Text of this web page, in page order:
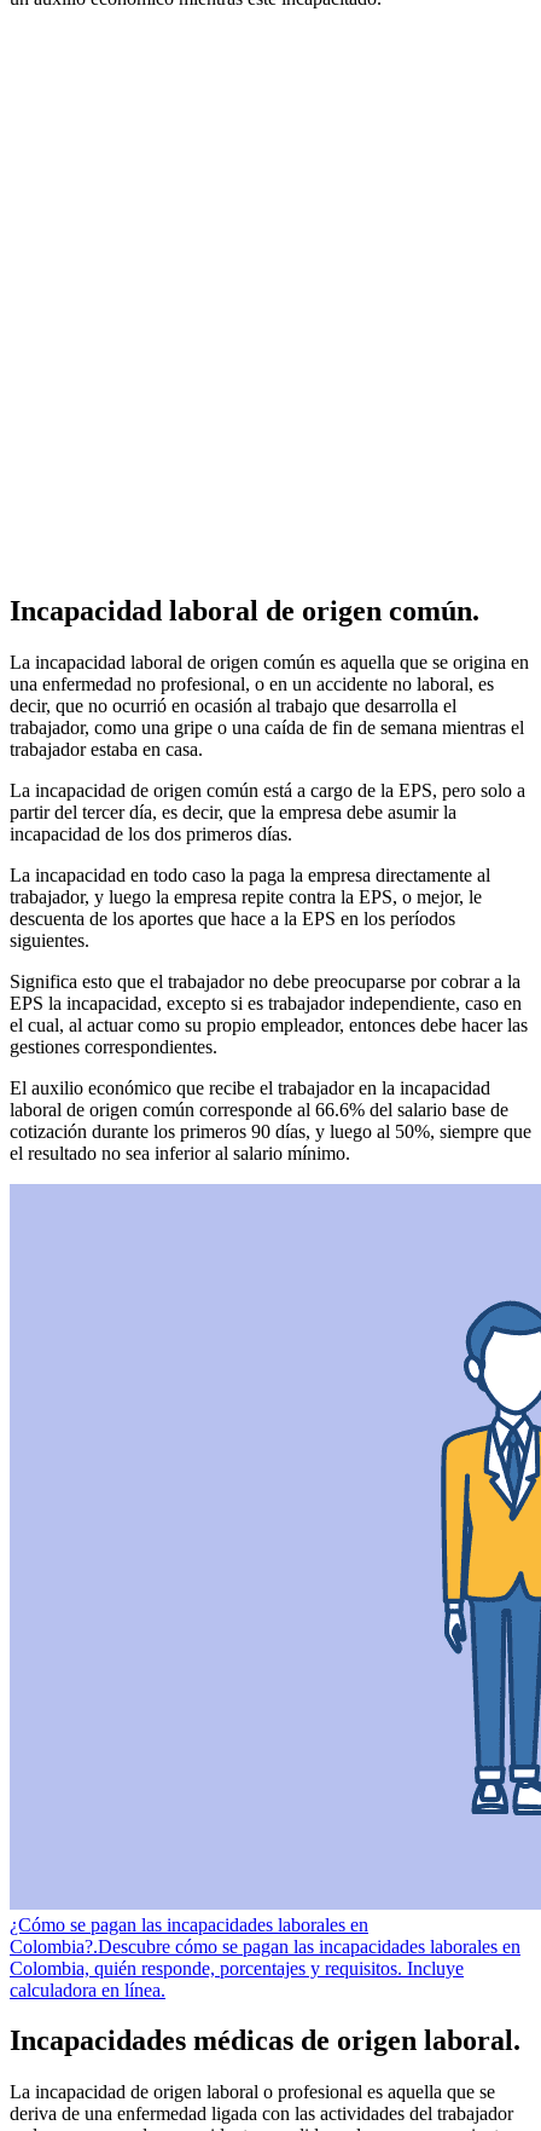
Incapacidad laboral de origen común.
La incapacidad laboral de origen común es aquella que se origina en
una enfermedad no profesional, o en un accidente no laboral, es
decir, que no ocurrió en ocasión al trabajo que desarrolla el
trabajador, como una gripe o una caída de fin de semana mientras el
trabajador estaba en casa.
La incapacidad de origen común está a cargo de la EPS, pero solo a
partir del tercer día, es decir, que la empresa debe asumir la
incapacidad de los dos primeros días.
La incapacidad en todo caso la paga la empresa directamente al
trabajador, y luego la empresa repite contra la EPS, o mejor, le
descuenta de los aportes que hace a la EPS en los períodos
siguientes.
Significa esto que el trabajador no debe preocuparse por cobrar a la
EPS la incapacidad, excepto si es trabajador independiente, caso en
el cual, al actuar como su propio empleador, entonces debe hacer las
gestiones correspondientes.
El auxilio económico que recibe el trabajador en la incapacidad
laboral de origen común corresponde al 66.6% del salario base de
cotización durante los primeros 90 días, y luego al 50%, siempre que
el resultado no sea inferior al salario mínimo.
¿Cómo se pagan las incapacidades laborales en
Colombia?.Descubre cómo se pagan las incapacidades laborales en
Colombia, quién responde, porcentajes y requisitos. Incluye
calculadora en línea.
Incapacidades médicas de origen laboral.
La incapacidad de origen laboral o profesional es aquella que se
deriva de una enfermedad ligada con las actividades del trabajador